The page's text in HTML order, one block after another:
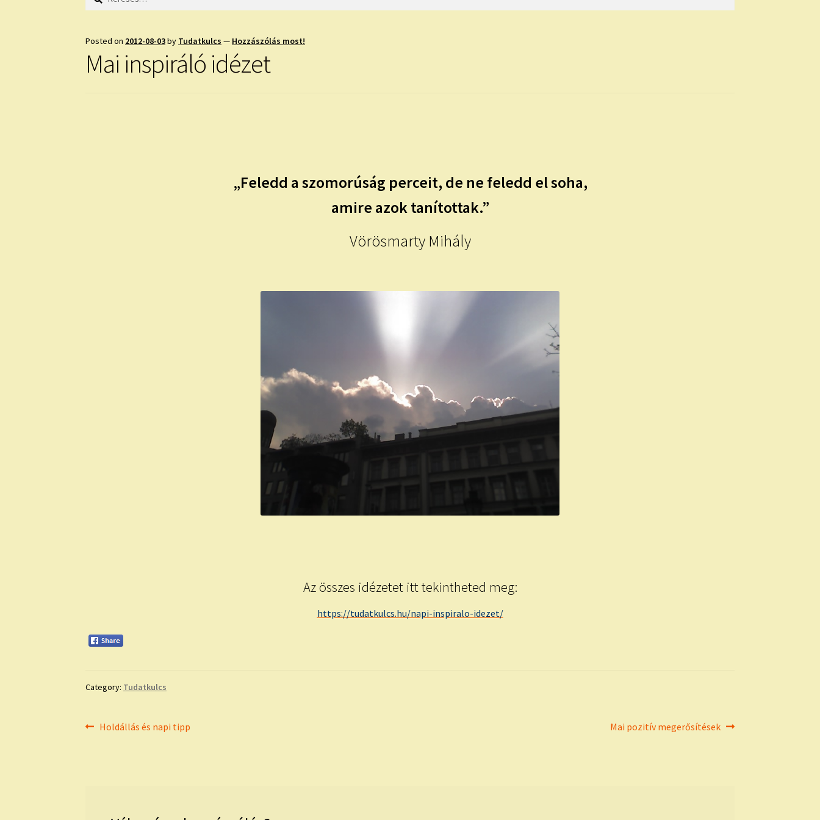
Posted on 2012-08-03by Tudatkulcs — Hozzászólás most!
Mai inspiráló idézet
„Feledd a szomorúság perceit, de ne feledd el soha,
amire azok tanítottak.”
Vörösmarty Mihály
Az összes idézetet itt tekintheted meg:
https://tudatkulcs.hu/napi-inspiralo-idezet/
Category: Tudatkulcs
Bejegyzés
Previous
Holdállás és napi tipp
Next
Mai pozitív megerősítések